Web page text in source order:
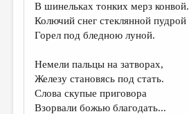
ДАЙДЖЕСТ
ПРОИЗВЕДЕНИЯ
ПЕРЕВОДЫ
КОНКУРСЫ
ДЕТСКАЯ КОМНАТА
В шинельках тонких мерз конвой.
Колючий снег стеклянной пудрой
Горел под бледною луной.
Немели пальцы на затворах,
Железу становясь под стать.
Слова скупые приговора
Взорвали божью благодать...